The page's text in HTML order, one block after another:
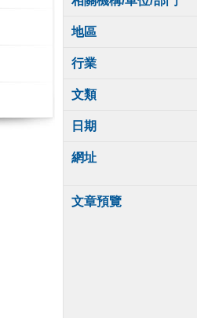
地區
行業
文類
日期
網址
文章預覽